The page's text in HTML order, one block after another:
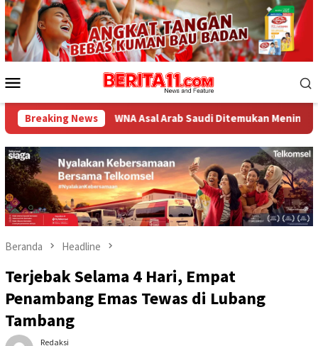
Loncat
ke
konten
Mobile
Breaking News
WNA Asal Arab Saudi Ditemukan Meninggal di Desa Piong
Beranda Headline
Terjebak Selama 4 Hari, Empat
Penambang Emas Tewas di Lubang
Tambang
Redaksi